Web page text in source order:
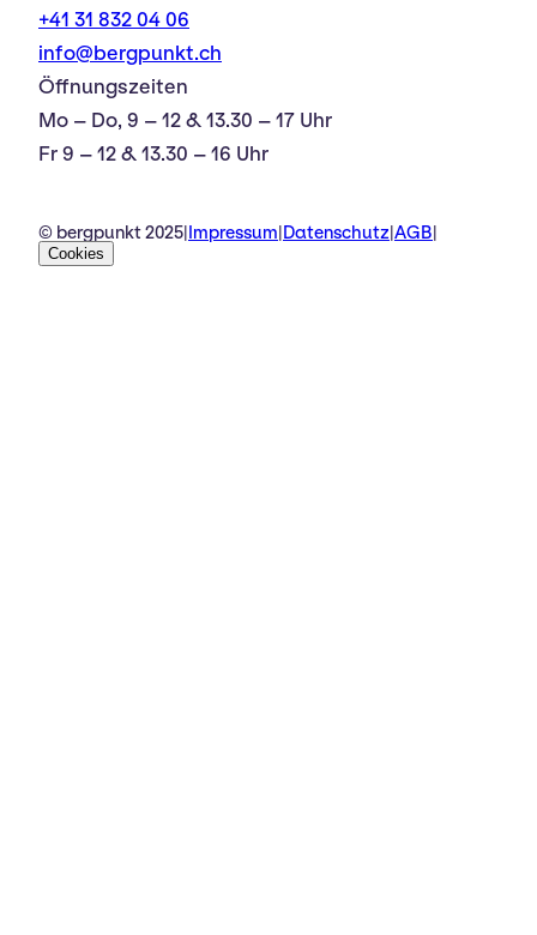
+41 31 832 04 06
info@bergpunkt.ch
Öffnungszeiten
Mo – Do, 9 – 12 & 13.30 – 17 Uhr
Fr 9 – 12 & 13.30 – 16 Uhr
© bergpunkt 2025 Impressum Datenschutz AGB
Cookies